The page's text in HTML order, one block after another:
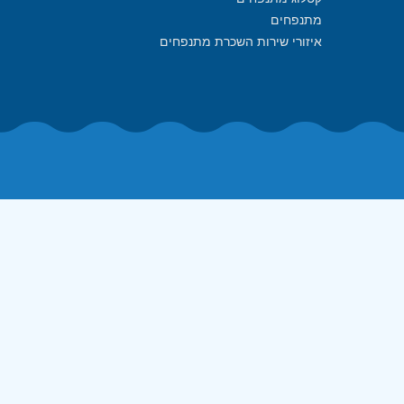
מתנפחים
איזורי שירות השכרת מתנפחים